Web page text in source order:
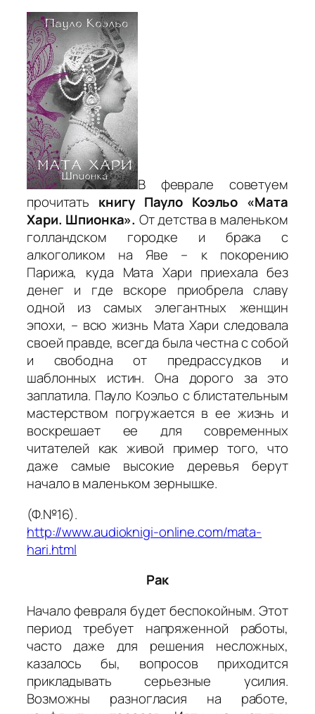
В феврале советуем
прочитать книгу Пауло Коэльо «Мата
Хари. Шпионка». От детства в маленьком
голландском городке и брака с
алкоголиком на Яве – к покорению
Парижа, куда Мата Хари приехала без
денег и где вскоре приобрела славу
одной из самых элегантных женщин
эпохи, – всю жизнь Мата Хари следовала
своей правде, всегда была честна с собой
и свободна от предрассудков и
шаблонных истин. Она дорого за это
заплатила. Пауло Коэльо с блистательным
мастерством погружается в ее жизнь и
воскрешает ее для современных
читателей как живой пример того, что
даже самые высокие деревья берут
начало в маленьком зернышке.
(Ф.№16).
http://www.audioknigi-online.com/mata-
hari.html
Рак
Начало февраля будет беспокойным. Этот
период требует напряженной работы,
часто даже для решения несложных,
казалось бы, вопросов приходится
прикладывать серьезные усилия.
Возможны разногласия на работе,